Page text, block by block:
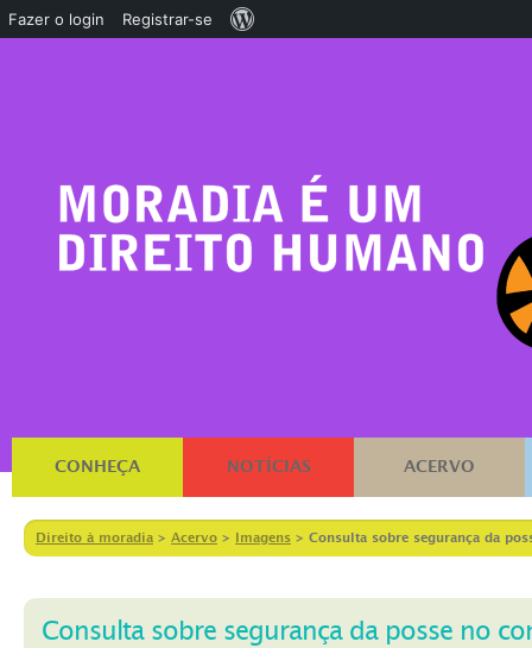
CONHEÇA NOTÍCIAS ACERVO
Direito à moradia > Acervo > Imagens > Consulta sobre segurança da
Consulta sobre segurança da posse no
Fazer o login Registrar-se